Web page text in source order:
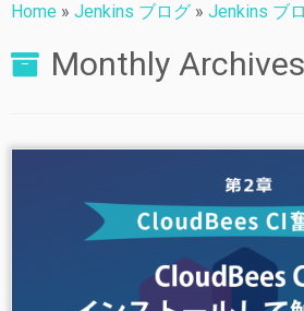
toHome » Jenkins ブログ » Jenkins ブ
Monthly